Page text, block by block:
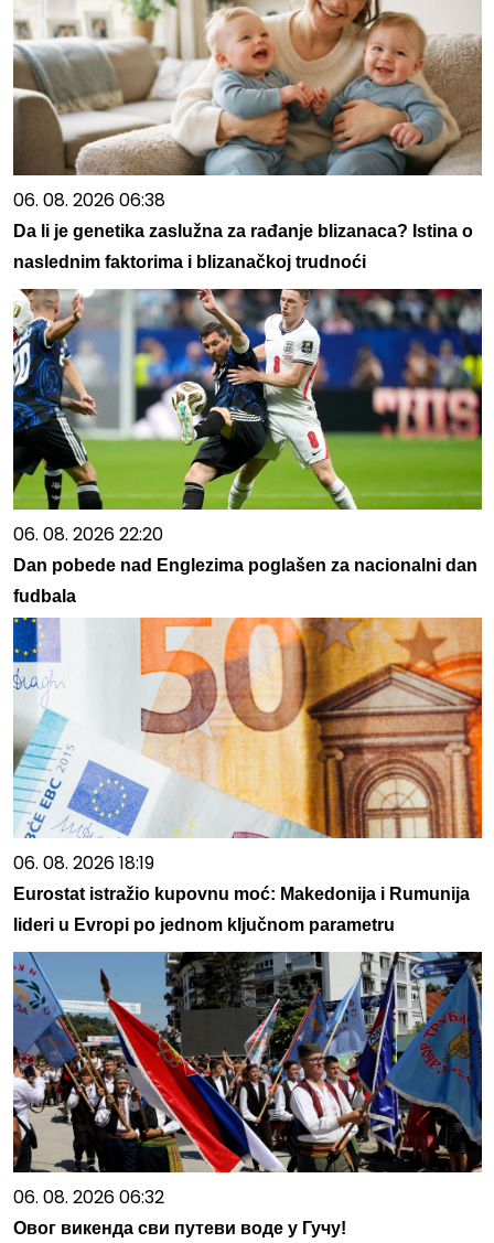
06. 08. 2026 06:38
Da li je genetika zaslužna za rađanje blizanaca? Istina o
naslednim faktorima i blizanačkoj trudnoći
06. 08. 2026 22:20
Dan pobede nad Englezima poglašen za nacionalni dan
fudbala
06. 08. 2026 18:19
Eurostat istražio kupovnu moć: Makedonija i Rumunija
lideri u Evropi po jednom ključnom parametru
06. 08. 2026 06:32
Овог викенда сви путеви воде у Гучу!